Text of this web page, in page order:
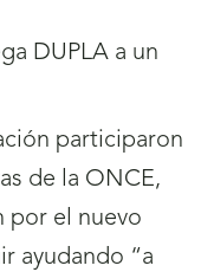
participaron
de la ONCE,
por el nuevo
ayudando “a